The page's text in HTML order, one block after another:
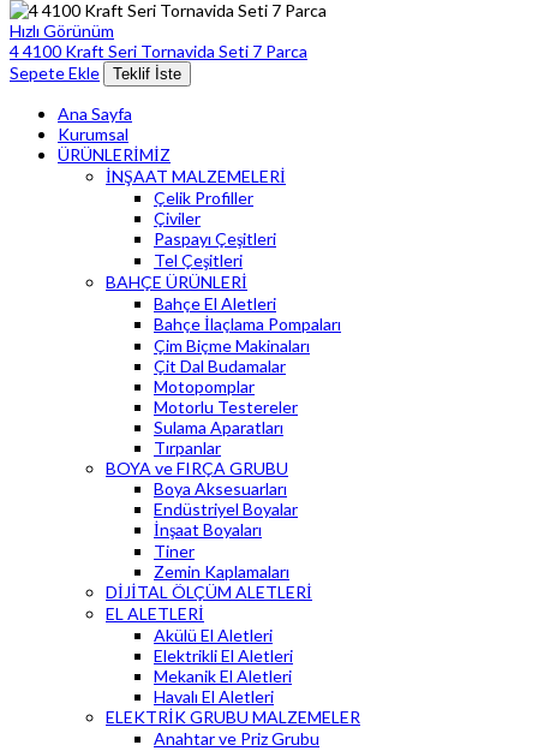
Hızlı Görünüm
4 4100 Kraft Seri Tornavida Seti 7 Parca
Sepete Ekle
Teklif İste
Ana Sayfa
Kurumsal
ÜRÜNLERİMİZ
İNŞAAT MALZEMELERİ
Çelik Profiller
Çiviler
Paspayı Çeşitleri
Tel Çeşitleri
BAHÇE ÜRÜNLERİ
Bahçe El Aletleri
Bahçe İlaçlama Pompaları
Çim Biçme Makinaları
Çit Dal Budamalar
Motopomplar
Motorlu Testereler
Sulama Aparatları
Tırpanlar
BOYA ve FIRÇA GRUBU
Boya Aksesuarları
Endüstriyel Boyalar
İnşaat Boyaları
Tiner
Zemin Kaplamaları
DİJİTAL ÖLÇÜM ALETLERİ
EL ALETLERİ
Akülü El Aletleri
Elektrikli El Aletleri
Mekanik El Aletleri
Havalı El Aletleri
ELEKTRİK GRUBU MALZEMELER
Anahtar ve Priz Grubu